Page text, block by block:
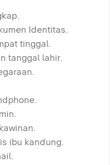
Identitas.
tinggal.
tanggal lahir.
ibu kandung.